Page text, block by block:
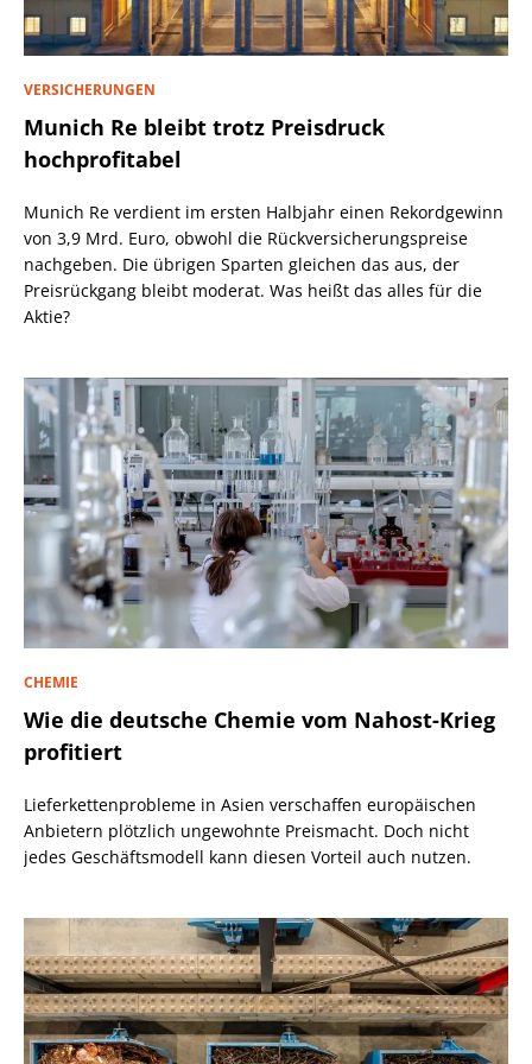
VERSICHERUNGEN
Munich Re bleibt trotz Preisdruck
hochprofitabel
Munich Re verdient im ersten Halbjahr einen Rekordgewinn
von 3,9 Mrd. Euro, obwohl die Rückversicherungspreise
nachgeben. Die übrigen Sparten gleichen das aus, der
Preisrückgang bleibt moderat. Was heißt das alles für die
Aktie?
CHEMIE
Wie die deutsche Chemie vom Nahost-Krieg
profitiert
Lieferkettenprobleme in Asien verschaffen europäischen
Anbietern plötzlich ungewohnte Preismacht. Doch nicht
jedes Geschäftsmodell kann diesen Vorteil auch nutzen.